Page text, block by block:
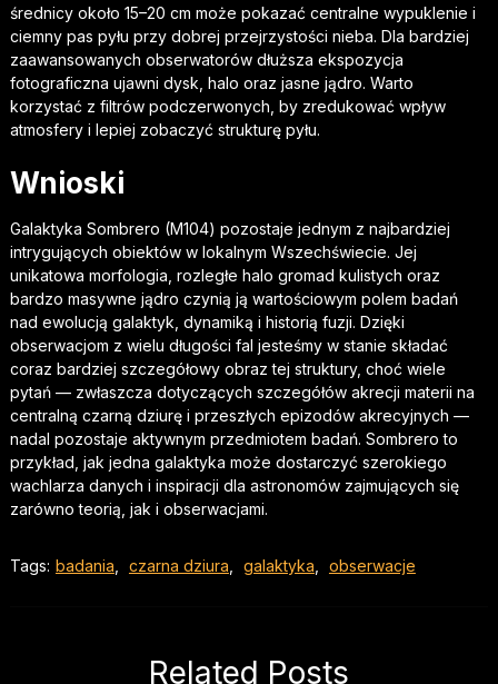
średnicy około 15–20 cm może pokazać centralne wypuklenie i
ciemny pas pyłu przy dobrej przejrzystości nieba. Dla bardziej
zaawansowanych obserwatorów dłuższa ekspozycja
fotograficzna ujawni dysk, halo oraz jasne jądro. Warto
korzystać z filtrów podczerwonych, by zredukować wpływ
atmosfery i lepiej zobaczyć strukturę pyłu.
Wnioski
Galaktyka Sombrero (M104) pozostaje jednym z najbardziej
intrygujących obiektów w lokalnym Wszechświecie. Jej
unikatowa morfologia, rozległe halo gromad kulistych oraz
bardzo masywne jądro czynią ją wartościowym polem badań
nad ewolucją galaktyk, dynamiką i historią fuzji. Dzięki
obserwacjom z wielu długości fal jesteśmy w stanie składać
coraz bardziej szczegółowy obraz tej struktury, choć wiele
pytań — zwłaszcza dotyczących szczegółów akrecji materii na
centralną czarną dziurę i przeszłych epizodów akrecyjnych —
nadal pozostaje aktywnym przedmiotem badań. Sombrero to
przykład, jak jedna galaktyka może dostarczyć szerokiego
wachlarza danych i inspiracji dla astronomów zajmujących się
zarówno teorią, jak i obserwacjami.
Tags: badania czarna dziura galaktyka obserwacje
Related Posts